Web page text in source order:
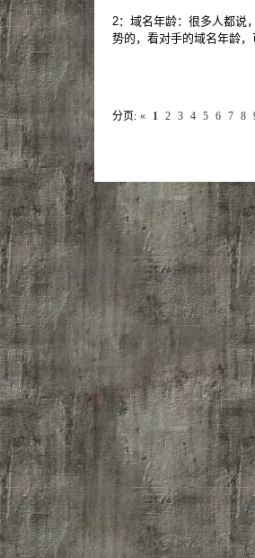
2：域名年龄：很多人都说
势的，看对手的域名年龄
分页: « 1 2 3 4 5 6 7 8